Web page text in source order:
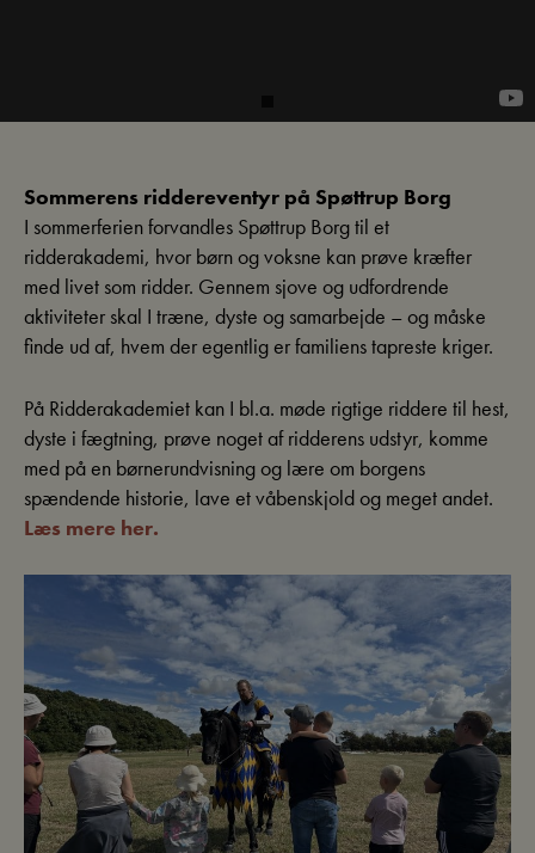
Sommerens riddereventyr på Spøttrup Borg
I sommerferien forvandles Spøttrup Borg til et
ridderakademi, hvor børn og voksne kan prøve kræfter
med livet som ridder. Gennem sjove og udfordrende
aktiviteter skal I træne, dyste og samarbejde – og måske
finde ud af, hvem der egentlig er familiens tapreste kriger.
På Ridderakademiet kan I bl.a. møde rigtige riddere til hest,
dyste i fægtning, prøve noget af ridderens udstyr, komme
med på en børnerundvisning og lære om borgens
spændende historie, lave et våbenskjold og meget andet.
Læs mere her.